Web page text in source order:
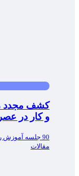
کشف مجدد
و کار در
90 جلسه آموزش رایگان فرایندکاوی
مقالات